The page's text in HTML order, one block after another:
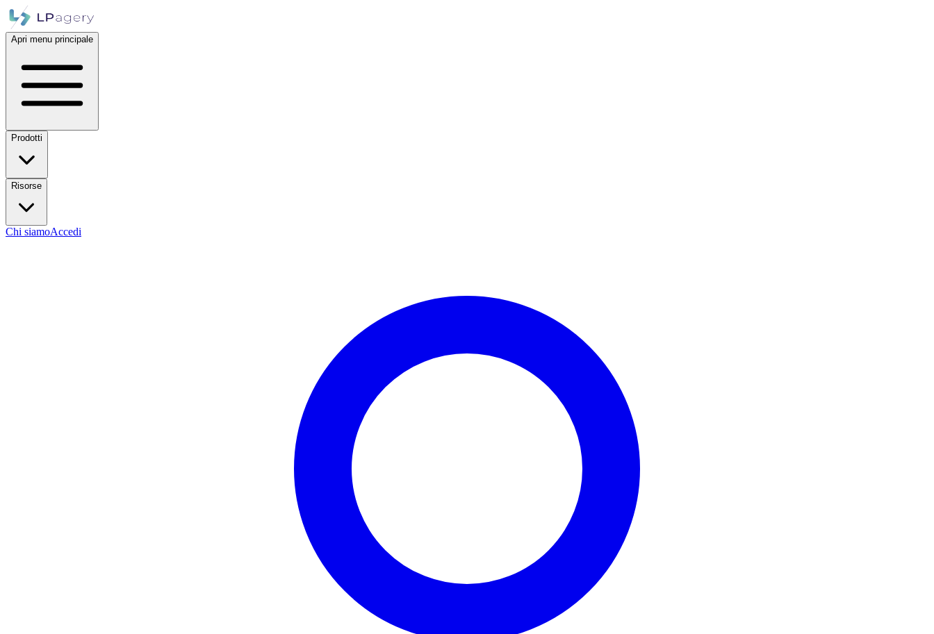
Apri menu principale
Prodotti
Risorse
Chi siamoAccedi